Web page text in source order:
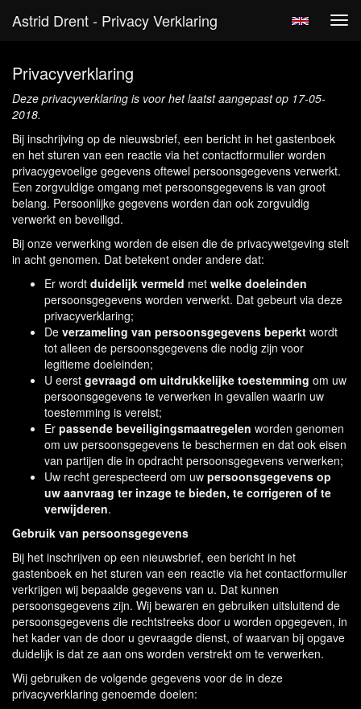
Astrid Drent - Privacy Verklaring
Privacyverklaring
Deze privacyverklaring is voor het laatst aangepast op 17-05-
2018.
Bij inschrijving op de nieuwsbrief, een bericht in het gastenboek
en het sturen van een reactie via het contactformulier worden
privacygevoelige gegevens oftewel persoonsgegevens verwerkt.
Een zorgvuldige omgang met persoonsgegevens is van groot
belang. Persoonlijke gegevens worden dan ook zorgvuldig
verwerkt en beveiligd.
Bij onze verwerking worden de eisen die de privacywetgeving stelt
in acht genomen. Dat betekent onder andere dat:
Er wordt duidelijk vermeld met welke doeleinden
persoonsgegevens worden verwerkt. Dat gebeurt via deze
privacyverklaring;
De verzameling van persoonsgegevens beperkt wordt
tot alleen de persoonsgegevens die nodig zijn voor
legitieme doeleinden;
U eerst gevraagd om uitdrukkelijke toestemming om uw
persoonsgegevens te verwerken in gevallen waarin uw
toestemming is vereist;
Er passende beveiligingsmaatregelen worden genomen
om uw persoonsgegevens te beschermen en dat ook eisen
van partijen die in opdracht persoonsgegevens verwerken;
Uw recht gerespecteerd om uw persoonsgegevens op
uw aanvraag ter inzage te bieden, te corrigeren of te
verwijderen.
Gebruik van persoonsgegevens
Bij het inschrijven op een nieuwsbrief, een bericht in het
gastenboek en het sturen van een reactie via het contactformulier
verkrijgen wij bepaalde gegevens van u. Dat kunnen
persoonsgegevens zijn. Wij bewaren en gebruiken uitsluitend de
persoonsgegevens die rechtstreeks door u worden opgegeven, in
het kader van de door u gevraagde dienst, of waarvan bij opgave
duidelijk is dat ze aan ons worden verstrekt om te verwerken.
Wij gebruiken de volgende gegevens voor de in deze
privacyverklaring genoemde doelen: